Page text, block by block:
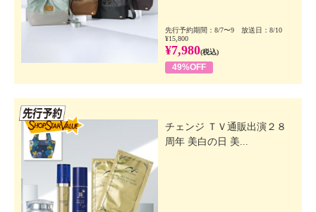
先行予約期間：8/7〜9 放送日：8/10
¥15,800
¥7,980(税込)
49%OFF
チェンジ ＴＶ通販出演２８
周年 美白の日 美...